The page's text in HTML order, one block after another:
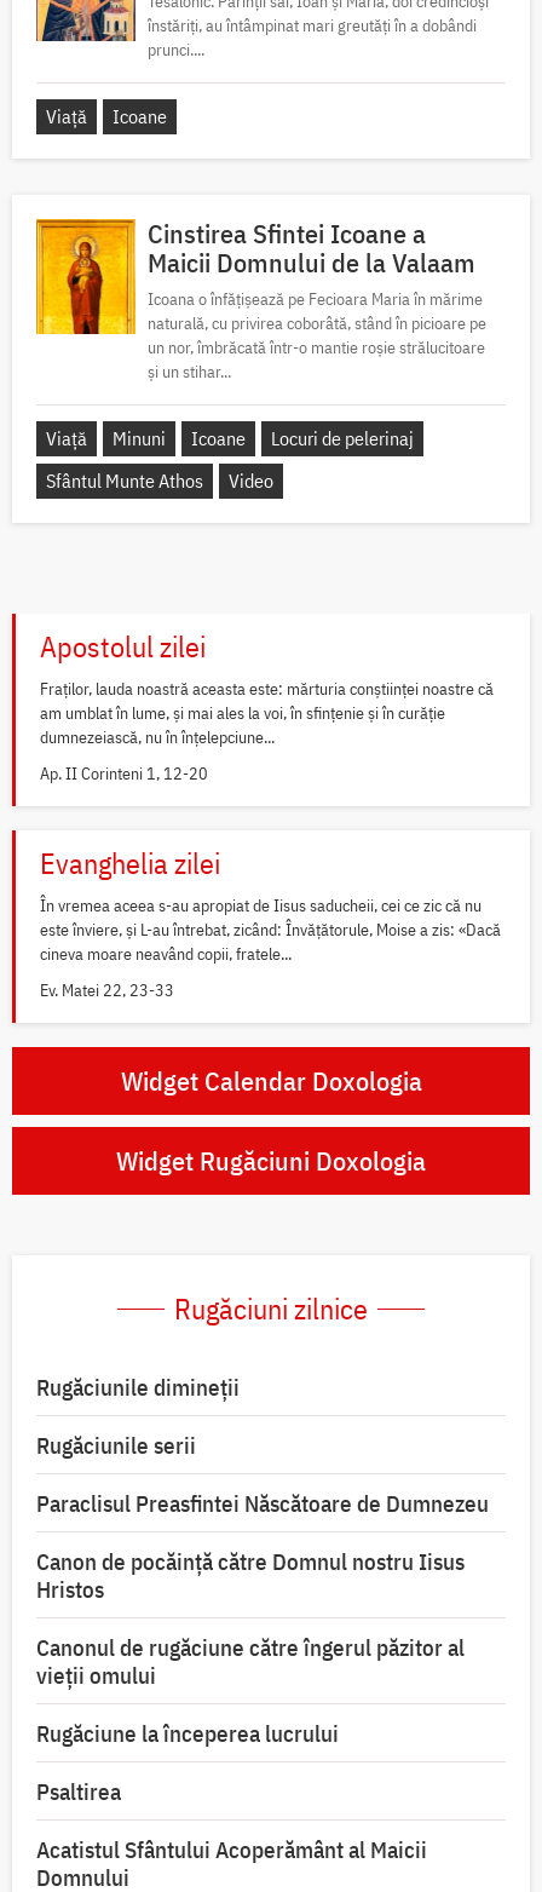
înstăriți, au întâmpinat mari greutăți în a dobândi
prunci....
Viață Icoane
Cinstirea Sfintei Icoane a
Maicii Domnului de la Valaam
Icoana o înfățișează pe Fecioara Maria în mărime
naturală, cu privirea coborâtă, stând în picioare pe
un nor, îmbrăcată într-o mantie roșie strălucitoare
și un stihar...
Viață Minuni Icoane
Locuri de pelerinaj
Sfântul Munte Athos
Video
Apostolul zilei
Fraților, lauda noastră aceasta este: mărturia conștiinței noastre că
am umblat în lume, și mai ales la voi, în sfințenie și în curăție
dumnezeiască, nu în înțelepciune...
Ap. II Corinteni 1, 12-20
Evanghelia zilei
În vremea aceea s-au apropiat de Iisus saducheii, cei ce zic că nu
este înviere, și L-au întrebat, zicând: Învățătorule, Moise a zis: «Dacă
cineva moare neavând copii, fratele...
Ev. Matei 22, 23-33
Widget Calendar Doxologia
Widget Rugăciuni Doxologia
Rugăciuni zilnice
Rugăciunile dimineții
Rugăciunile serii
Paraclisul Preasfintei Născătoare de Dumnezeu
Canon de pocăință către Domnul nostru Iisus
Hristos
Canonul de rugăciune către îngerul păzitor al
vieții omului
Rugăciune la începerea lucrului
Psaltirea
Acatistul Sfântului Acoperământ al Maicii
Domnului